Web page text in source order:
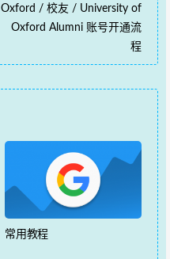
Oxford / 校友 / University of
Oxford Alumni 账号开通流
程
常用教程